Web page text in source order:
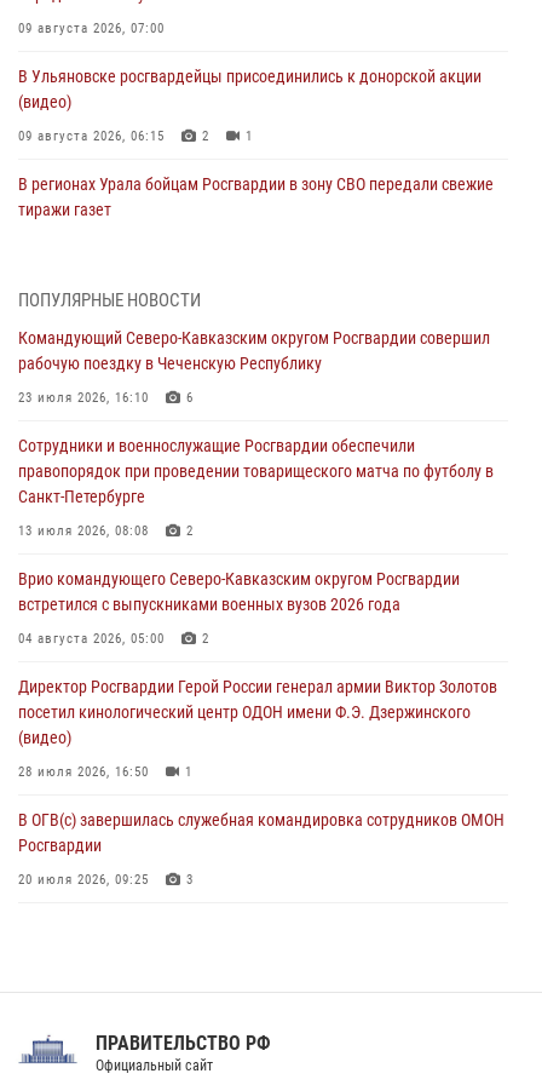
09 августа 2026, 07:00
В Ульяновске росгвардейцы присоединились к донорской акции
(видео)
09 августа 2026, 06:15 2 1
В регионах Урала бойцам Росгвардии в зону СВО передали свежие
тиражи газет
Росгвардейцы провели занятие по стрелковой подготовке для
краеведения Луганской Народной Республики
09 августа 2026, 05:00
проходит в Сибири
09 августа 2026, 04:00 5
Росгвардейцы провели патриотическое занятие для детей на
08 августа 2026, 14:10 3
В ЛНР росгвардейцы провели тренировку по единоборствам для
08 августа 2026, 13:00
ПОПУЛЯРНЫЕ НОВОСТИ
Командующий Северо-Кавказским округом Росгвардии совершил
рабочую поездку в Чеченскую Республику
23 июля 2026, 16:10 6
Сотрудники и военнослужащие Росгвардии обеспечили
правопорядок при проведении товарищеского матча по футболу в
Санкт-Петербурге
13 июля 2026, 08:08 2
Врио командующего Северо-Кавказским округом Росгвардии
встретился с выпускниками военных вузов 2026 года
04 августа 2026, 05:00 2
Директор Росгвардии Герой России генерал армии Виктор Золотов
посетил кинологический центр ОДОН имени Ф.Э. Дзержинского
(видео)
28 июля 2026, 16:50 1
В ОГВ(с) завершилась служебная командировка сотрудников ОМОН
Росгвардии
20 июля 2026, 09:25 3
Праздник «Один день с Росгвардией» к 105-летию Центрального
ПРАВИТЕЛЬСТВО РФ
Официальный сайт